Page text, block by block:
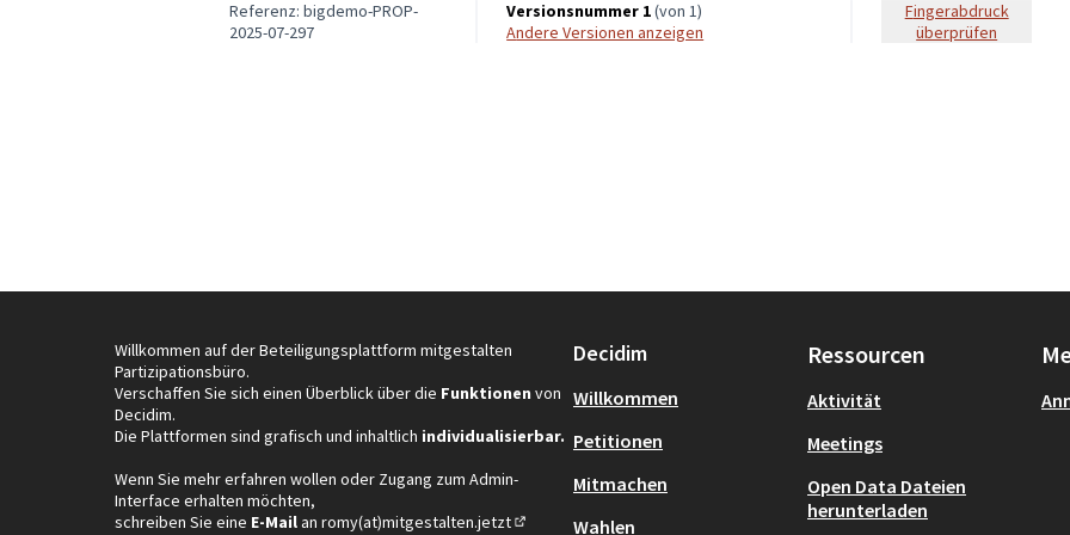
Referenz: bigdemo-PROP-
2025-07-297
Versionsnummer 1(von 1)
Andere Versionen anzeigen
Fingerabdruck
überprüfen
Willkommen auf der Beteiligungsplattform mitgestalten
Partizipationsbüro.
Verschaffen Sie sich einen Überblick über die Funktionen von
Decidim.
Die Plattformen sind grafisch und inhaltlich individualisierbar.
Wenn Sie mehr erfahren wollen oder Zugang zum Admin-
Interface erhalten möchten,
schreiben Sie eine E-Mailan romy(at)mitgestalten.jetzt
Decidim
Willkommen
Petitionen
Mitmachen
Wahlen
Ressourcen
Aktivität
Meetings
Open Data Dateien
herunterladen